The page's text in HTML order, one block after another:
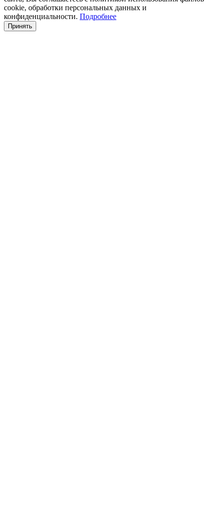
cookie, обработки персональных данных и
конфиденциальности. Подробнее
Принять